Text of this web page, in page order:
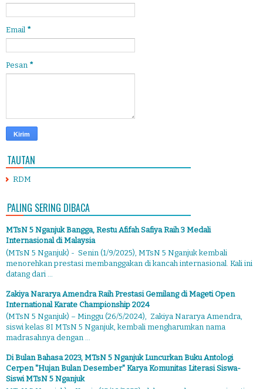
Email *
Pesan *
TAUTAN
RDM
PALING SERING DIBACA
MTsN 5 Nganjuk Bangga, Restu Afifah Safiya Raih 3 Medali
Internasional di Malaysia
(MTsN 5 Nganjuk) - Senin (1/9/2025), MTsN 5 Nganjuk kembali
menorehkan prestasi membanggakan di kancah internasional. Kali ini
datang dari ...
Zakiya Nararya Amendra Raih Prestasi Gemilang di Mageti Open
International Karate Championship 2024
(MTsN 5 Nganjuk) – Minggu (26/5/2024), Zakiya Nararya Amendra,
siswi kelas 8I MTsN 5 Nganjuk, kembali mengharumkan nama
madrasahnya dengan ...
Di Bulan Bahasa 2023, MTsN 5 Nganjuk Luncurkan Buku Antologi
Cerpen "Hujan Bulan Desember" Karya Komunitas Literasi Siswa-
Siswi MTsN 5 Nganjuk